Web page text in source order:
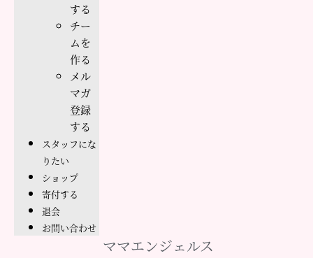
する
チー
ムを
作る
メル
マガ
登録
する
スタッフにな
りたい
ショップ
寄付する
退会
お問い合わせ
ママエンジェルス